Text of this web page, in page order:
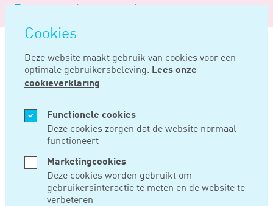
overslaan
Cookies
Deze website maakt gebruik van cookies voor een
optimale gebruikersbeleving. Lees onze
cookieverklaring
Functionele cookies
Deze cookies zorgen dat de website normaal
functioneert
Marketingcookies
Deze cookies worden gebruikt om
gebruikersinteractie te meten en de website te
verbeteren
Logo
Noord
Negentig
Home Nieuws Belastingpakket 2025
SEP 18, 2024
BELASTINGPAKKET
2025